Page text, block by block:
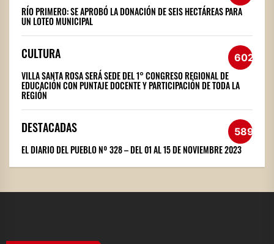
RÍO PRIMERO: SE APROBÓ LA DONACIÓN DE SEIS HECTÁREAS PARA
UN LOTEO MUNICIPAL
CULTURA 602
VILLA SANTA ROSA SERÁ SEDE DEL 1° CONGRESO REGIONAL DE
EDUCACIÓN CON PUNTAJE DOCENTE Y PARTICIPACIÓN DE TODA LA
REGIÓN
DESTACADAS 589
EL DIARIO DEL PUEBLO Nº 328 – DEL 01 AL 15 DE NOVIEMBRE 2023